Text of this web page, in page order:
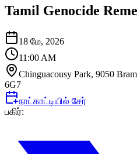
Tamil Genocide
18 மே, 2026
11:00 AM
Chinguacousy Park, 9050
6G7
நாட்காட்டியில் சேர்
பகிர்: